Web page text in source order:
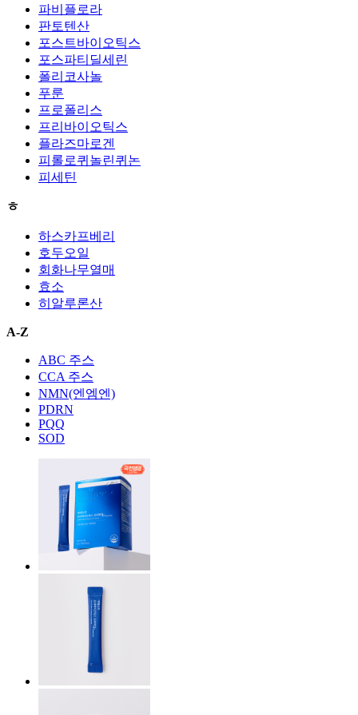
파비플로라
판토텐산
포스트바이오틱스
포스파티딜세린
폴리코사놀
푸룬
프로폴리스
프리바이오틱스
플라즈마로겐
피롤로퀴놀린퀴논
피세틴
ㅎ
하스카프베리
호두오일
회화나무열매
효소
히알루론산
A-Z
ABC 주스
CCA 주스
NMN(엔엠엔)
PDRN
PQQ
SOD